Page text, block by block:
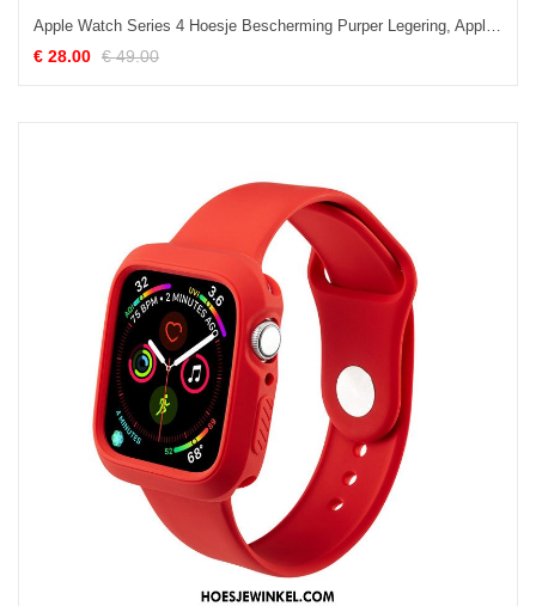
Apple Watch Series 4 Hoesje Bescherming Purper Legering, Apple Watch Series 4 Hoesje Metaal
€ 28.00 € 49.00